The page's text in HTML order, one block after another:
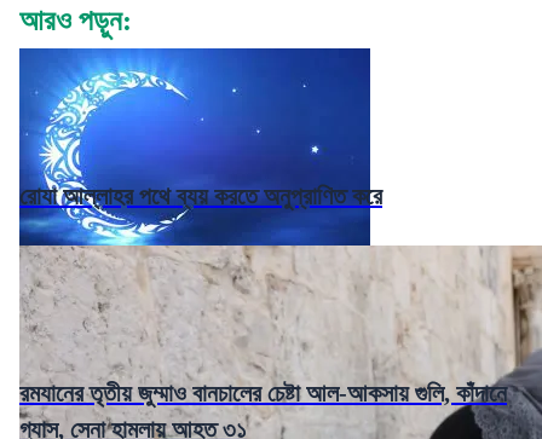
আরও পড়ুন:
রোযা আল্লাহর পথে ব্যয় করতে অনুপ্রাণিত করে
রমযানের তৃতীয় জুম্মাও বানচালের চেষ্টা আল-আকসায় গুলি, কাঁদানে
গ্যাস, সেনা হামলায় আহত ৩১